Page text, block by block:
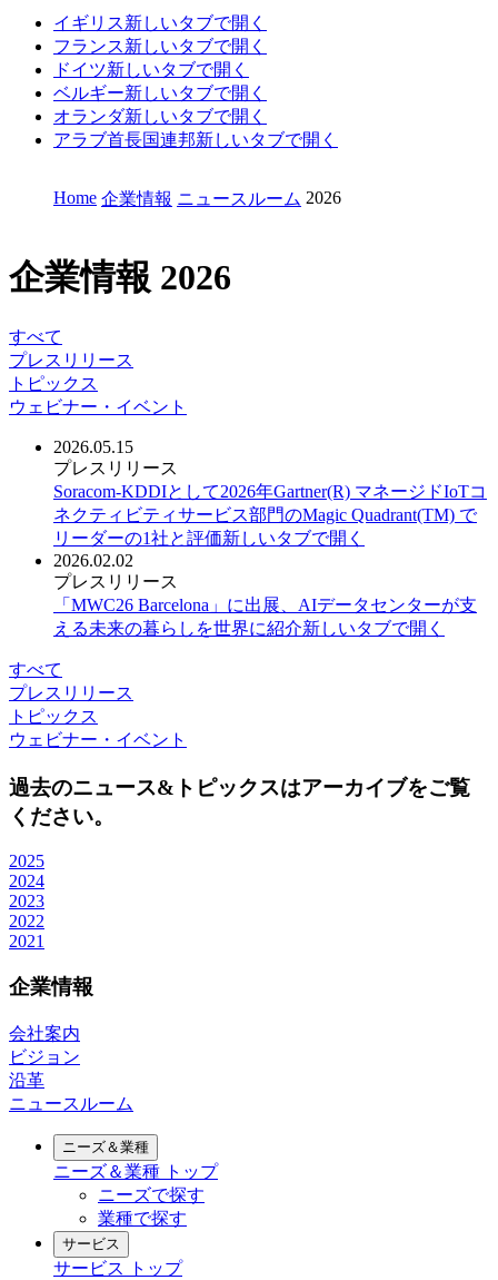
イギリス新しいタブで開く
フランス新しいタブで開く
ドイツ新しいタブで開く
ベルギー新しいタブで開く
オランダ新しいタブで開く
アラブ首長国連邦新しいタブで開く
Home 企業情報 ニュースルーム 2026
企業情報 2026
すべて
プレスリリース
トピックス
ウェビナー・イベント
2026.05.15
プレスリリース
Soracom-KDDIとして2026年Gartner(R) マネージドIoTコ
ネクティビティサービス部門のMagic Quadrant(TM) で
リーダーの1社と評価新しいタブで開く
2026.02.02
プレスリリース
「MWC26 Barcelona」に出展、AIデータセンターが支
える未来の暮らしを世界に紹介新しいタブで開く
すべて
プレスリリース
トピックス
ウェビナー・イベント
過去のニュース&トピックスはアーカイブをご覧
ください。
2025
2024
2023
2022
2021
企業情報
会社案内
ビジョン
沿革
ニュースルーム
ニーズ＆業種
ニーズ＆業種 トップ
ニーズで探す
業種で探す
サービス
サービス
トップ